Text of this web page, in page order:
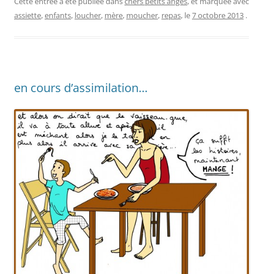
assiette,enfants, loucher, mère, moucher, repas, le7 octobre 2013 .
en cours d’assimilation…